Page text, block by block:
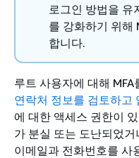
로그인 방법을 유
를 강화하기 위해
합니다.
루트 사용자에 대해
연락처 정보를 검토하고
에 대한 액세스 권한이
가 분실 또는 도난되었
이메일과 전화번호를 사